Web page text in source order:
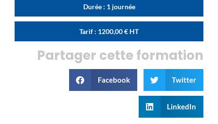
Durée : 1 journée
Tarif : 1200,00€ HT
Partager cette formation
Facebook Twitter
LinkedIn